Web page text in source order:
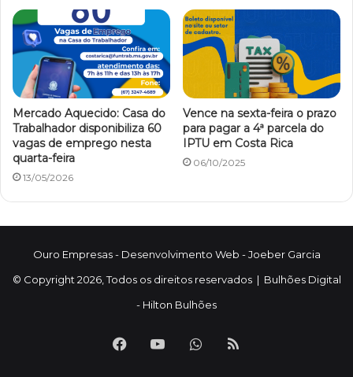
Mercado Aquecido: Casa do
Trabalhador disponibiliza 60
vagas de emprego nesta
quarta-feira
13/05/2026
Vence na sexta-feira o prazo
para pagar a 4ª parcela do
IPTU em Costa Rica
06/10/2025
Ouro Empresas- Desenvolvimento Web -Joeber Garcia
© Copyright 2026, Todos os direitos reservados | Bulhões Digital
- Hilton Bulhões
Facebook
YouTubeWhatsApp
RSS